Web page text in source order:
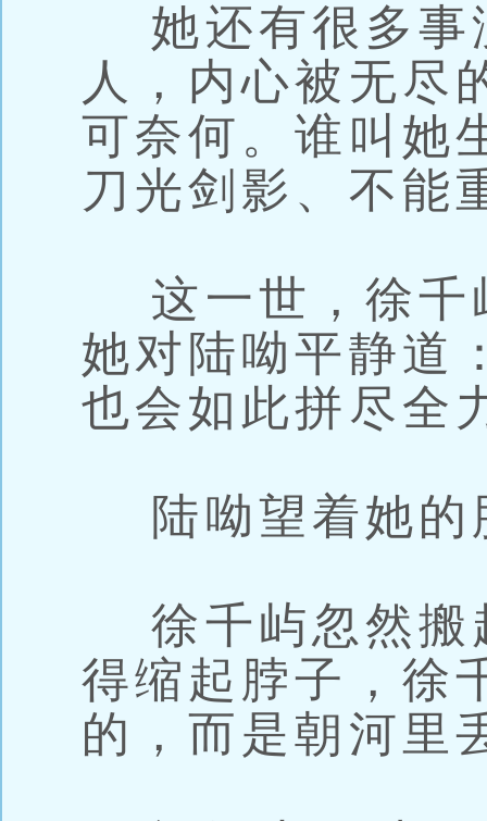
她还有很多事
人，内心被无尽
可奈何。谁叫她
刀光剑影、不能
这一世，徐千
她对陆呦平静道
也会如此拼尽全
陆呦望着她的
徐千屿忽然搬
得缩起脖子，徐
的，而是朝河里